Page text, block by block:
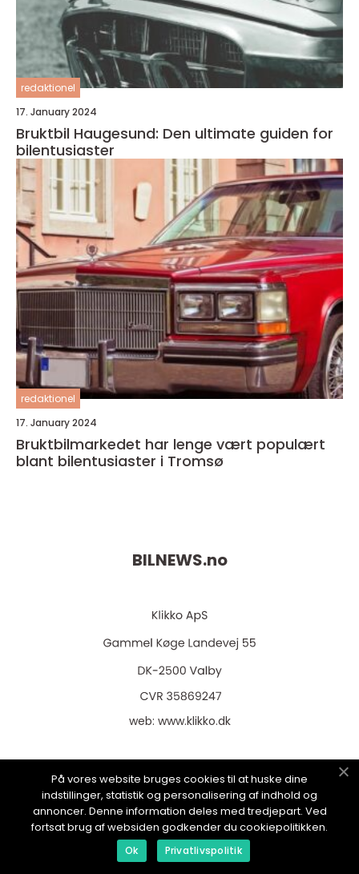
redaktionel
17. January 2024
Bruktbil Haugesund: Den ultimate guiden for
bilentusiaster
redaktionel
17. January 2024
Bruktbilmarkedet har lenge vært populært
blant bilentusiaster i Tromsø
BILNEWS.no
web: www.klikko.dk
Menu
Reklame
På vores website bruges cookies til at huske dine
indstillinger, statistik og personalisering af indhold og
annoncer. Denne information deles med tredjepart. Ved
fortsat brug af websiden godkender du cookiepolitikken.
Ok Privatlivspolitik